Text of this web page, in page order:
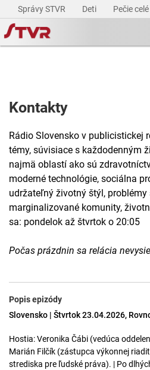
Správy STVR Deti Pečie
Kontakty
Rádio Slovensko v publicistickej
témy, súvisiace s každodenným
najmä oblastí ako sú
moderné technológie, sociálna
udržateľný životný štýl, problémy
marginalizované komunity,
sa: pondelok až štvrtok o 20:05
Počas prázdnin sa relácia
Popis epizódy
Slovensko | Štvrtok 23.04.2026,
Hostia: Veronika Čábi (vedúca
Marián Filčík (zástupca výkonnej
strediska pre ľudské práva). | Po